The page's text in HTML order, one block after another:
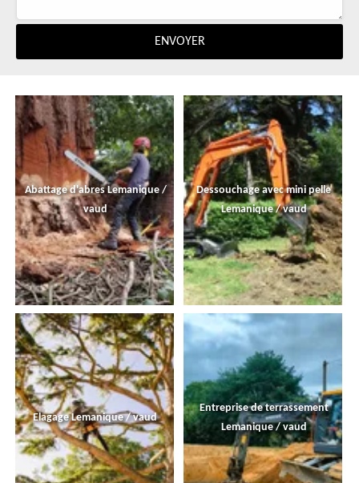
Abattage d'abres Lemanique /
vaud
Dessouchage avec mini pelle
Lemanique / vaud
Elagage Lemanique / vaud
Entreprise de terrassement
Lemanique / vaud